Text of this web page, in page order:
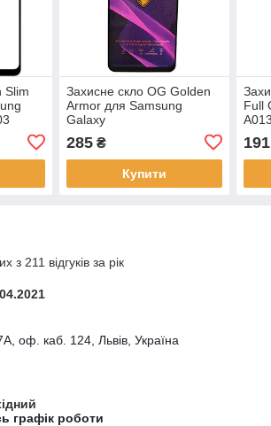
Slim
Захисне скло OG Golden
Armor для Samsung
Galaxy
Core/A12/M12 Black
285₴
Купити
Full
191
з 211 відгуків за рік
оф. каб. 124, Львів, Україна
графік роботи